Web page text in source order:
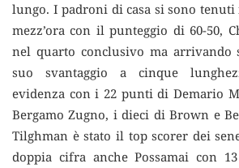
lungo. I padroni di casa si sono
mezz’ora con il punteggio di 60-50,
nel quarto conclusivo ma arrivando
suo svantaggio a cinque
evidenza con i 22 punti di Demario
Bergamo Zugno, i dieci di Brown e
Tilghman è stato il top scorer dei
doppia cifra anche Possamai con